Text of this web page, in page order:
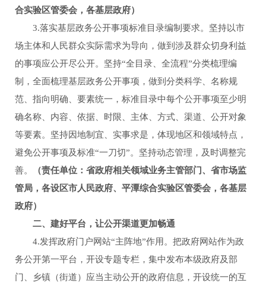
合实验区管委会，各基层政府）
3.落实基层政务公开事项标准目录编制要求。坚持以市
场主体和人民群众实际需求为导向，做到涉及群众切身利益
的事项应公开尽公开。坚持“全目录、全流程”分类梳理编
制，全面梳理基层政务公开事项，做到分类科学、名称规
范、指向明确、要素统一，标准目录中每个公开事项至少明
确名称、内容、依据、时限、主体、方式、渠道、公开对象
等要素。坚持因地制宜、实事求是，体现地区和领域特点，
避免公开事项及标准“一刀切”。坚持动态管理，及时调整完
善。
（责任单位：省政府相关领域业务主管部门、省市场监
管局，各设区市人民政府、平潭综合实验区管委会，各基层
政府）
二、建好平台，让公开渠道更加畅通
4.发挥政府门户网站“主阵地”作用。把政府网站作为政
务公开第一平台，开设专题专栏，集中发布本级政府及部
门、乡镇（街道）应当主动公开的政府信息，开设统一的互